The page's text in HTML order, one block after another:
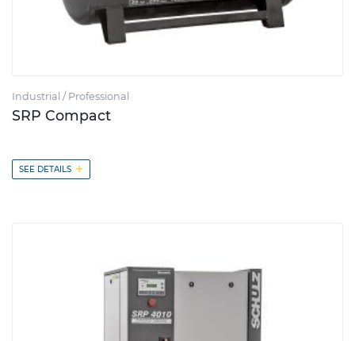
Industrial / Professional
SRP Compact
SEE DETAILS +